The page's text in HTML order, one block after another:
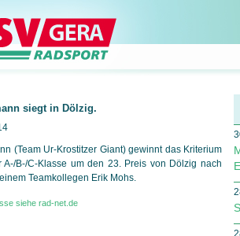
siegt in Dölzig.
(Team Ur-Krostitzer Giant) gewinnt das Kriterium
A-/B-/C-Klasse um den 23. Preis von Dölzig nach
Teamkollegen Erik Mohs.
siehe rad-net.de